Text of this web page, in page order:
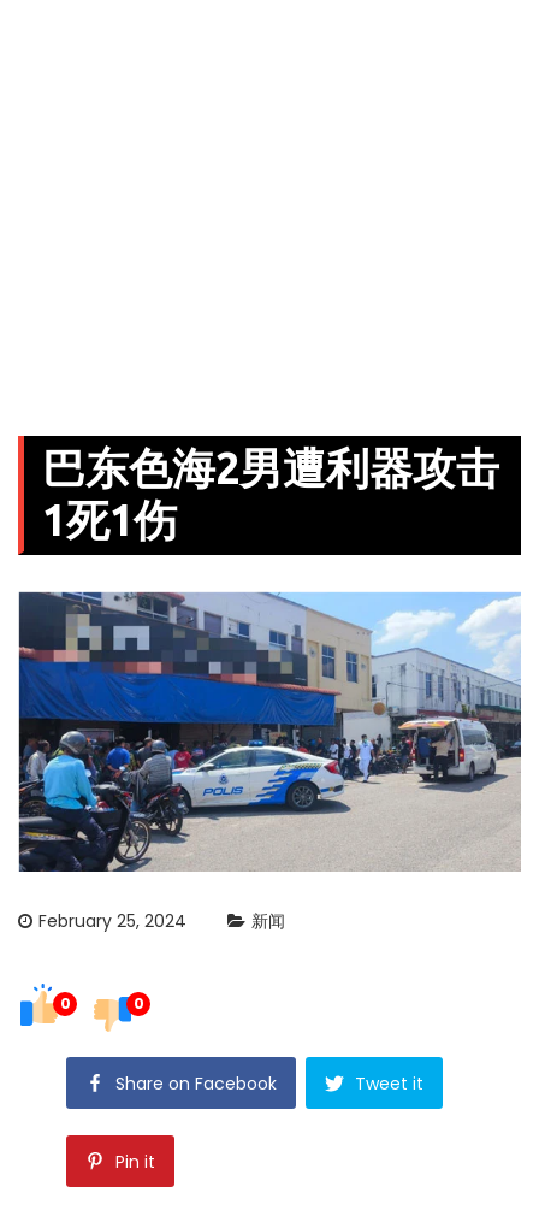
巴东色海2男遭利器攻击
1死1伤
February 25, 2024 新闻
0 0
Share on Facebook Tweet it
Pin it